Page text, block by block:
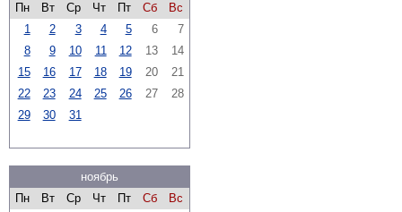
Пн
Вт Ср Чт Пт Сб
Вс
1
2 3 4 5 6
7
8
9 10 11 12 13
14
15
16 17 18 19 20
21
22
23 24 25 26 27
28
29
30 31
ноябрь
Пн
Вт Ср Чт Пт Сб
Вс